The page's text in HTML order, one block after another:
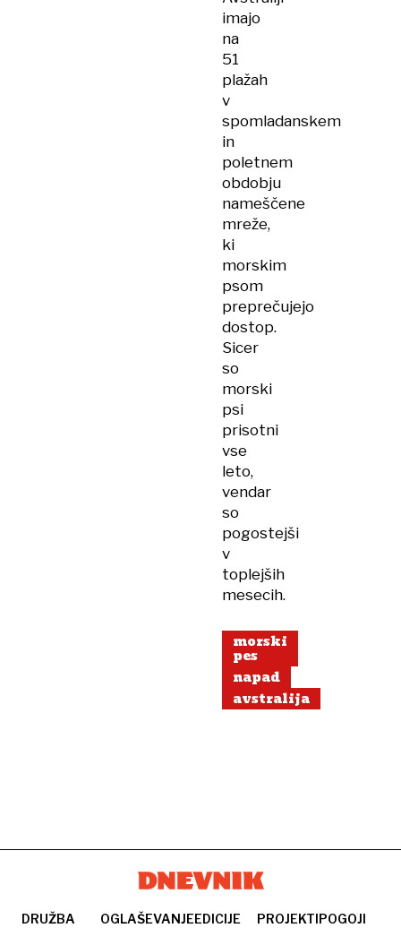
imajo
na
51
plažah
v
spomladanskem
in
poletnem
obdobju
nameščene
mreže,
ki
morskim
psom
preprečujejo
dostop.
Sicer
so
morski
psi
prisotni
vse
leto,
vendar
so
pogostejši
v
toplejših
mesecih.
morski
pes
napad
avstralija
DRUŽBA
OGLAŠEVANJEEDICIJE
PROJEKTIPOGOJI